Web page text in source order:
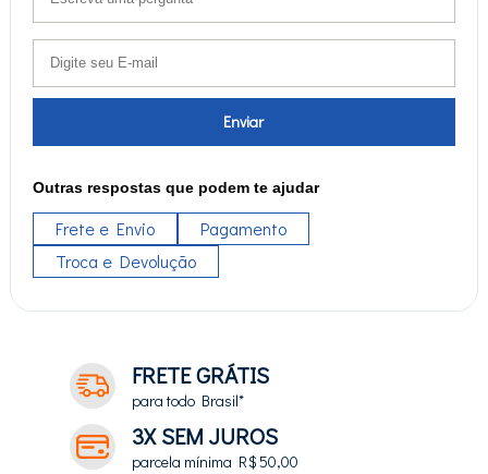
Enviar
Outras respostas que podem te ajudar
Frete e Envio
Pagamento
Troca e Devolução
FRETE GRÁTIS
para todo Brasil*
3X SEM JUROS
parcela mínima R$ 50,00